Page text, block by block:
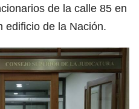
de la calle 85 en
edificio de la Nación.